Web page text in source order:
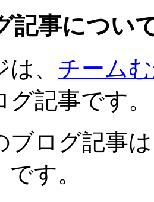
記事につい
、 チーム
記事です。
ブログ記事
です。